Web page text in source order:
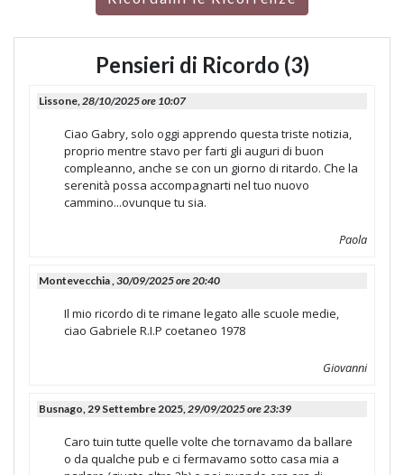
Pensieri di Ricordo (3)
Lissone,28/10/2025 ore 10:07
Ciao Gabry, solo oggi apprendo questa triste notizia,
proprio mentre stavo per farti gli auguri di buon
compleanno, anche se con un giorno di ritardo. Che la
serenità possa accompagnarti nel tuo nuovo
cammino...ovunque tu sia.
Paola
Montevecchia ,30/09/2025 ore 20:40
Il mio ricordo di te rimane legato alle scuole medie,
ciao Gabriele R.I.P coetaneo 1978
Giovanni
Busnago, 29 Settembre 2025,29/09/2025 ore 23:39
Caro tuin tutte quelle volte che tornavamo da ballare
o da qualche pub e ci fermavamo sotto casa mia a